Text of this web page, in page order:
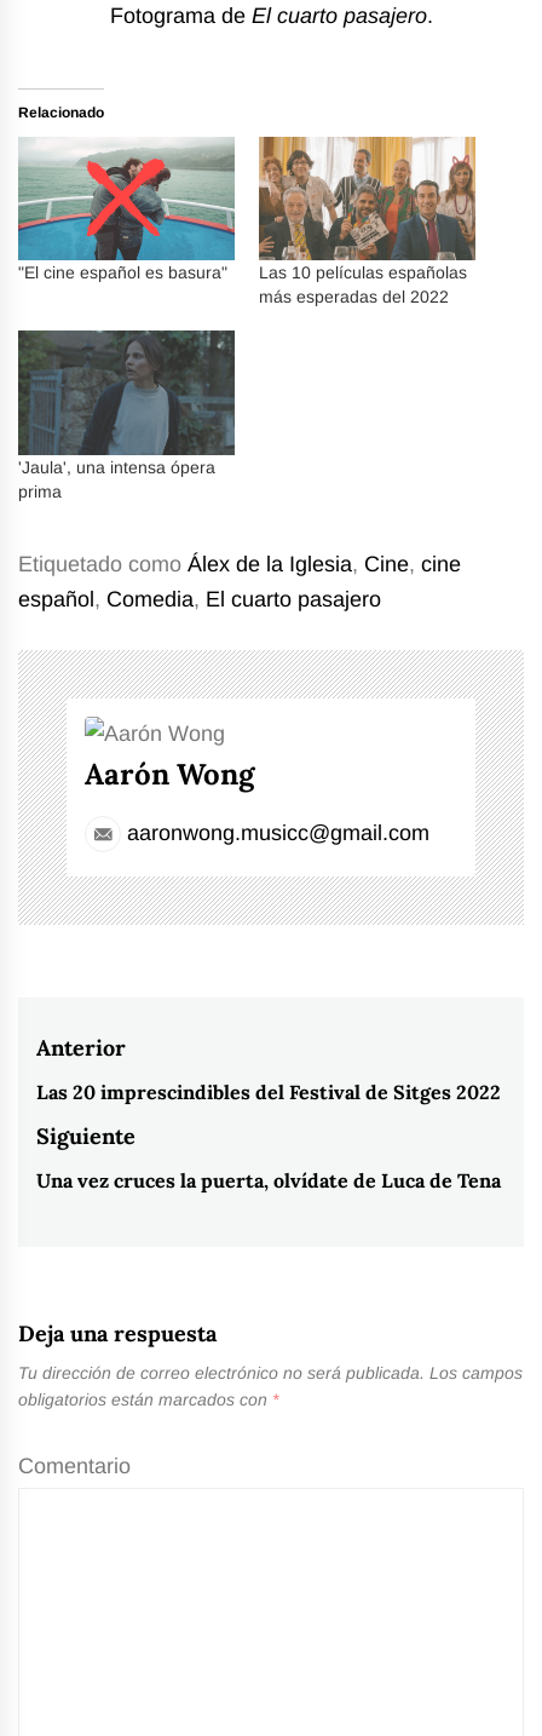
Fotograma de El cuarto pasajero.
Relacionado
"El cine español es basura"
Las 10 películas españolas
más esperadas del 2022
'Jaula', una intensa ópera
prima
Etiquetado como Álex de la Iglesia, Cine, cine
español, Comedia, El cuarto pasajero
Aarón Wong
aaronwong.musicc@gmail.com
Navegación
de
entradas
Anterior
Entrada
anterior:
Las 20 imprescindibles del Festival de Sitges 2022
Siguiente
Entrada
Una vez cruces la puerta, olvídate de Luca de Tena
Deja una respuesta
Tu dirección de correo electrónico no será publicada. Los campos
obligatorios están marcados con *
Comentario